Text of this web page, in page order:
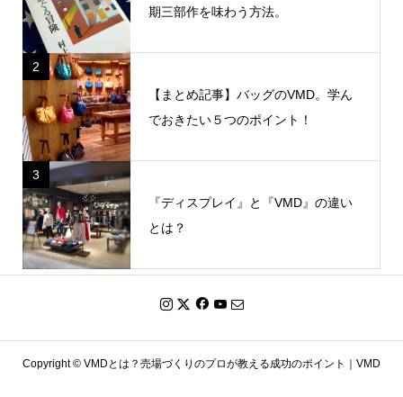
期三部作を味わう方法。
2
【まとめ記事】バッグのVMD。学ん
でおきたい５つのポイント！
3
『ディスプレイ』と『VMD』の違い
とは？
Copyright © VMDとは？売場づくりのプロが教える成功のポイント｜VMD